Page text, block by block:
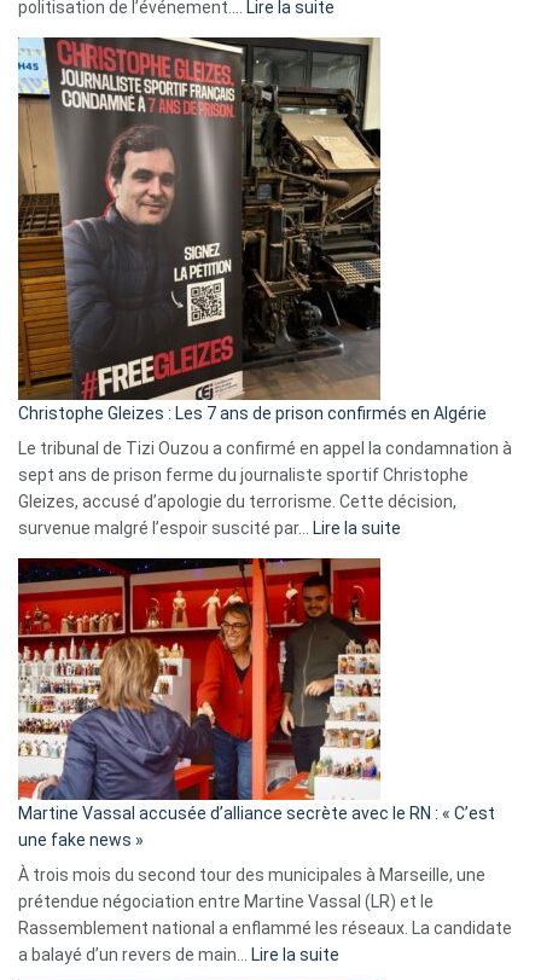
politisation de l’événement.… Lire la suite
Eurovision
2026
:
Pays-
Bas,
Espagne,
Irlande
et
Slovénie
rejettent
la
présence
d’Israël
Christophe Gleizes : Les 7 ans de prison confirmés en Algérie
Le tribunal de Tizi Ouzou a confirmé en appel la condamnation à
sept ans de prison ferme du journaliste sportif Christophe
Gleizes, accusé d’apologie du terrorisme. Cette décision,
survenue malgré l’espoir suscité par… Lire la suite
Algérie
Martine Vassal accusée d’alliance secrète avec le RN : « C’est
une fake news »
À trois mois du second tour des municipales à Marseille, une
prétendue négociation entre Martine Vassal (LR) et le
Rassemblement national a enflammé les réseaux. La candidate
a balayé d’un revers de main… Lire la suite